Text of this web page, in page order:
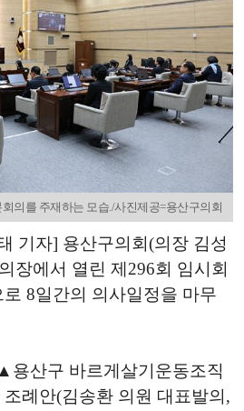
의를 주재하는 모습./사진제공=용산구의회
기자] 용산구의회(의장 김성
장에서 열린 제296회 임시회
8일간의 의사일정을 마무
용산구 바르게살기운동조직
례안(김송환 의원 대표발의,